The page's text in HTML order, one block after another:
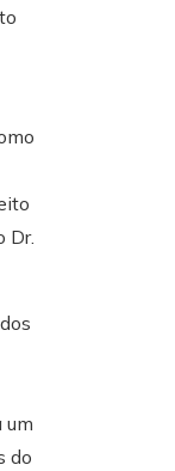
Dr.
um
do